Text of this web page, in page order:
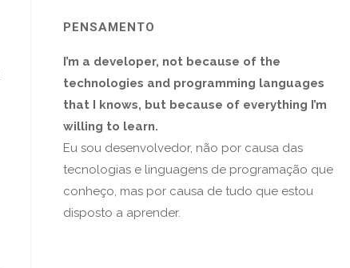
PENSAMENTO
I’m a developer, not because of the
technologies and programming languages
that I knows, but because of everything I’m
willing to learn.
Eu sou desenvolvedor, não por causa das
tecnologias e linguagens de programação que
conheço, mas por causa de tudo que estou
disposto a aprender.